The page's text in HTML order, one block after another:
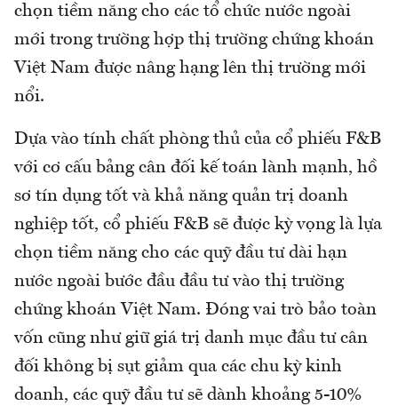
chọn tiềm năng cho các tổ chức nước ngoài
mới trong trường hợp thị trường chứng khoán
Việt Nam được nâng hạng lên thị trường mới
nổi.
Dựa vào tính chất phòng thủ của cổ phiếu F&B
với cơ cấu bảng cân đối kế toán lành mạnh, hồ
sơ tín dụng tốt và khả năng quản trị doanh
nghiệp tốt, cổ phiếu F&B sẽ được kỳ vọng là lựa
chọn tiềm năng cho các quỹ đầu tư dài hạn
nước ngoài bước đầu đầu tư vào thị trường
chứng khoán Việt Nam. Đóng vai trò bảo toàn
vốn cũng như giữ giá trị danh mục đầu tư cân
đối không bị sụt giảm qua các chu kỳ kinh
doanh, các quỹ đầu tư sẽ dành khoảng 5-10%